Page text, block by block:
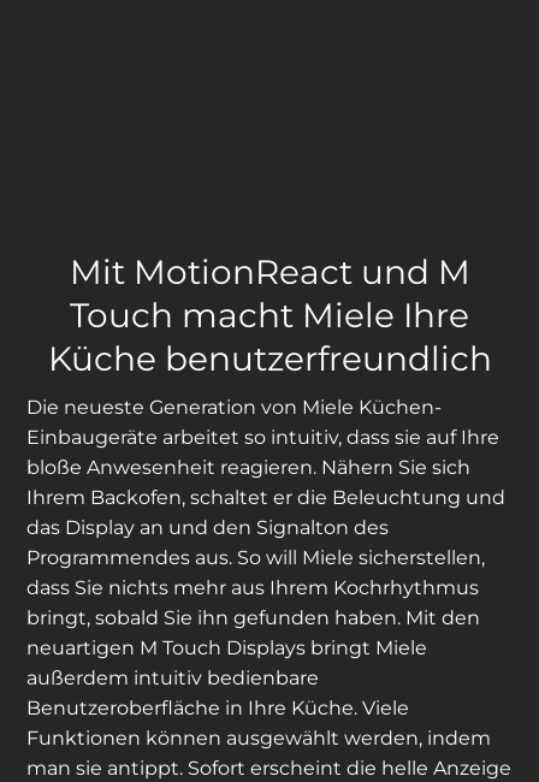
Mit MotionReact und M
Touch macht Miele Ihre
Küche benutzerfreundlich
Die neueste Generation von Miele Küchen-
Einbaugeräte arbeitet so intuitiv, dass sie auf Ihre
bloße Anwesenheit reagieren. Nähern Sie sich
Ihrem Backofen, schaltet er die Beleuchtung und
das Display an und den Signalton des
Programmendes aus. So will Miele sicherstellen,
dass Sie nichts mehr aus Ihrem Kochrhythmus
bringt, sobald Sie ihn gefunden haben. Mit den
neuartigen M Touch Displays bringt Miele
außerdem intuitiv bedienbare
Benutzeroberfläche in Ihre Küche. Viele
Funktionen können ausgewählt werden, indem
man sie antippt. Sofort erscheint die helle Anzeige